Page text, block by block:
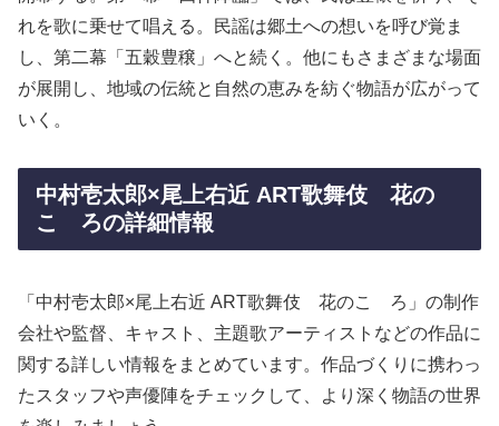
れを歌に乗せて唱える。民謡は郷土への想いを呼び覚ま
し、第二幕「五穀豊穣」へと続く。他にもさまざまな場面
が展開し、地域の伝統と自然の恵みを紡ぐ物語が広がって
いく。
中村壱太郎×尾上右近 ART歌舞伎 花の
こゝろの詳細情報
「中村壱太郎×尾上右近 ART歌舞伎 花のこゝろ」の制作
会社や監督、キャスト、主題歌アーティストなどの作品に
関する詳しい情報をまとめています。作品づくりに携わっ
たスタッフや声優陣をチェックして、より深く物語の世界